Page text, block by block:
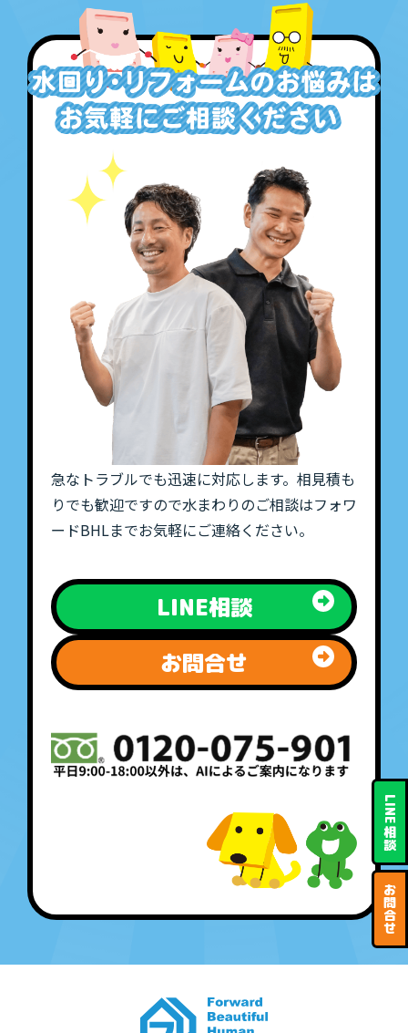
LINE
相
談
お
問
合
せ
急なトラブルでも迅速に対応します。相見積も
りでも歓迎ですので水まわりのご相談はフォワ
ードBHLまでお気軽にご連絡ください。
LINE相談
お問合せ